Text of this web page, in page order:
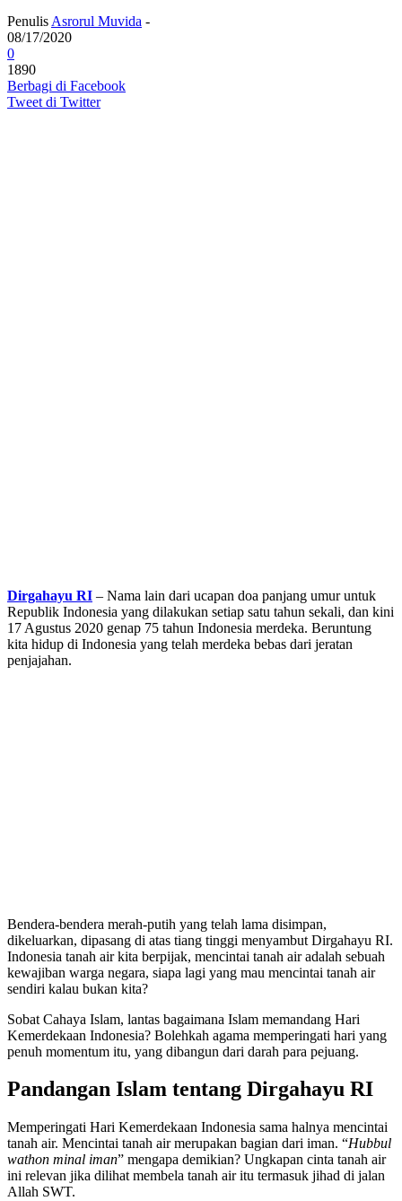
Penulis Asrorul Muvida -
08/17/2020
0
1890
Berbagi di Facebook
Tweet di Twitter
Dirgahayu RI – Nama lain dari ucapan doa panjang umur untuk
Republik Indonesia yang dilakukan setiap satu tahun sekali, dan kini
17 Agustus 2020 genap 75 tahun Indonesia merdeka. Beruntung
kita hidup di Indonesia yang telah merdeka bebas dari jeratan
penjajahan.
Bendera-bendera merah-putih yang telah lama disimpan,
dikeluarkan, dipasang di atas tiang tinggi menyambut Dirgahayu RI.
Indonesia tanah air kita berpijak, mencintai tanah air adalah sebuah
kewajiban warga negara, siapa lagi yang mau mencintai tanah air
sendiri kalau bukan kita?
Sobat Cahaya Islam, lantas bagaimana Islam memandang Hari
Kemerdekaan Indonesia? Bolehkah agama memperingati hari yang
penuh momentum itu, yang dibangun dari darah para pejuang.
Pandangan Islam tentang Dirgahayu RI
Memperingati Hari Kemerdekaan Indonesia sama halnya mencintai
tanah air. Mencintai tanah air merupakan bagian dari iman. “Hubbul
wathon minal iman” mengapa demikian? Ungkapan cinta tanah air
ini relevan jika dilihat membela tanah air itu termasuk jihad di jalan
Allah SWT.